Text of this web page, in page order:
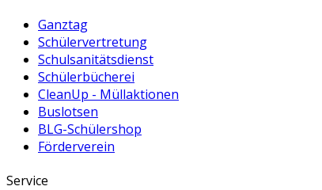
Ganztag
Schülervertretung
Schulsanitätsdienst
Schülerbücherei
CleanUp - Müllaktionen
Buslotsen
BLG-Schülershop
Förderverein
Service